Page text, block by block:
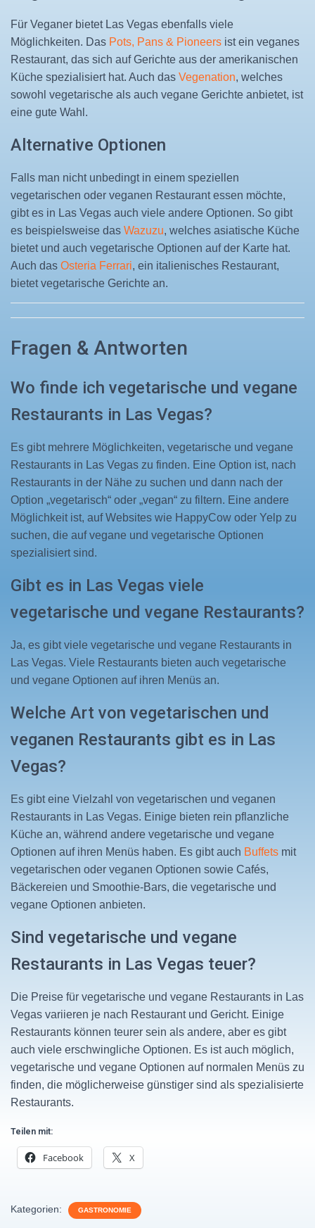
Für Veganer bietet Las Vegas ebenfalls viele
Möglichkeiten. Das Pots, Pans & Pioneers ist ein veganes
Restaurant, das sich auf Gerichte aus der amerikanischen
Küche spezialisiert hat. Auch das Vegenation, welches
sowohl vegetarische als auch vegane Gerichte anbietet, ist
eine gute Wahl.
Alternative Optionen
Falls man nicht unbedingt in einem speziellen
vegetarischen oder veganen Restaurant essen möchte,
gibt es in Las Vegas auch viele andere Optionen. So gibt
es beispielsweise das Wazuzu, welches asiatische Küche
bietet und auch vegetarische Optionen auf der Karte hat.
Auch das Osteria Ferrari, ein italienisches Restaurant,
bietet vegetarische Gerichte an.
Fragen & Antworten
Wo finde ich vegetarische und vegane
Restaurants in Las Vegas?
Es gibt mehrere Möglichkeiten, vegetarische und vegane
Restaurants in Las Vegas zu finden. Eine Option ist, nach
Restaurants in der Nähe zu suchen und dann nach der
Option „vegetarisch“ oder „vegan“ zu filtern. Eine andere
Möglichkeit ist, auf Websites wie HappyCow oder Yelp zu
suchen, die auf vegane und vegetarische Optionen
spezialisiert sind.
Gibt es in Las Vegas viele
vegetarische und vegane Restaurants?
Ja, es gibt viele vegetarische und vegane Restaurants in
Las Vegas. Viele Restaurants bieten auch vegetarische
und vegane Optionen auf ihren Menüs an.
Welche Art von vegetarischen und
veganen Restaurants gibt es in Las
Vegas?
Es gibt eine Vielzahl von vegetarischen und veganen
Restaurants in Las Vegas. Einige bieten rein pflanzliche
Küche an, während andere vegetarische und vegane
Optionen auf ihren Menüs haben. Es gibt auch Buffets mit
vegetarischen oder veganen Optionen sowie Cafés,
Bäckereien und Smoothie-Bars, die vegetarische und
vegane Optionen anbieten.
Sind vegetarische und vegane
Restaurants in Las Vegas teuer?
Die Preise für vegetarische und vegane Restaurants in Las
Vegas variieren je nach Restaurant und Gericht. Einige
Restaurants können teurer sein als andere, aber es gibt
auch viele erschwingliche Optionen. Es ist auch möglich,
vegetarische und vegane Optionen auf normalen Menüs zu
finden, die möglicherweise günstiger sind als spezialisierte
Restaurants.
Teilen mit:
Facebook X
Kategorien: GASTRONOMIE